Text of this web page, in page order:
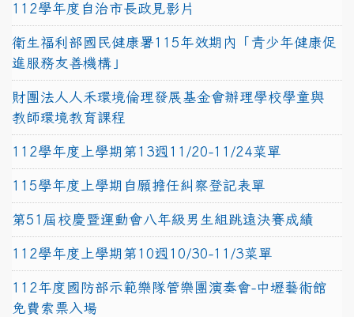
112學年度自治市長政見影片
衛生福利部國民健康署115年效期內「青少年健康促
進服務友善機構」
財團法人人禾環境倫理發展基金會辦理學校學童與
教師環境教育課程
112學年度上學期第13週11/20-11/24菜單
115學年度上學期自願擔任糾察登記表單
第51屆校慶暨運動會八年級男生組跳遠決賽成績
112學年度上學期第10週10/30-11/3菜單
112年度國防部示範樂隊管樂團演奏會-中壢藝術館
免費索票入場